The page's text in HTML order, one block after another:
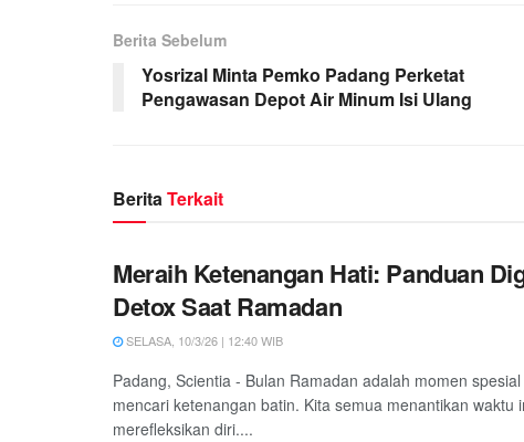
Berita Sebelum
Yosrizal Minta Pemko Padang Perketat
Pengawasan Depot Air Minum Isi Ulang
BeritaTerkait
Meraih Ketenangan Hati: Panduan
Detox Saat Ramadan
SELASA, 10/3/26 | 12:40 WIB
Padang, Scientia - Bulan Ramadan adalah momen
mencari ketenangan batin. Kita semua menantikan waktu
merefleksikan diri....